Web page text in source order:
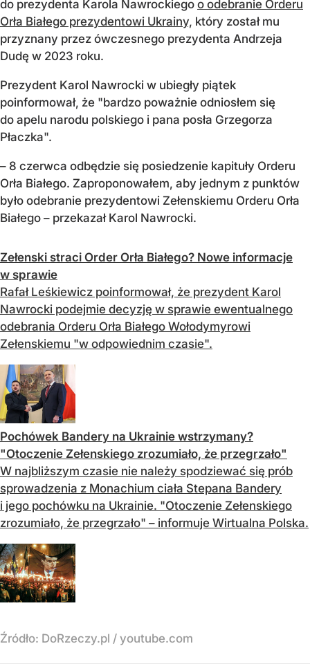
do prezydenta Karola Nawrockiego o odebranie Orderu
Orła Białego prezydentowi Ukrainy, który został mu
przyznany przez ówczesnego prezydenta Andrzeja
Dudę w 2023 roku.
Prezydent Karol Nawrocki w ubiegły piątek
poinformował, że "bardzo poważnie odniosłem się
do apelu narodu polskiego i pana posła Grzegorza
Płaczka".
– 8 czerwca odbędzie się posiedzenie kapituły Orderu
Orła Białego. Zaproponowałem, aby jednym z punktów
było odebranie prezydentowi Zełenskiemu Orderu Orła
Białego – przekazał Karol Nawrocki.
Zełenski straci Order Orła Białego? Nowe informacje
w sprawie
Rafał Leśkiewicz poinformował, że prezydent Karol
Nawrocki podejmie decyzję w sprawie ewentualnego
odebrania Orderu Orła Białego Wołodymyrowi
Zełenskiemu "w odpowiednim czasie".
Pochówek Bandery na Ukrainie wstrzymany?
"Otoczenie Zełenskiego zrozumiało, że przegrzało"
W najbliższym czasie nie należy spodziewać się prób
sprowadzenia z Monachium ciała Stepana Bandery
i jego pochówku na Ukrainie. "Otoczenie Zełenskiego
zrozumiało, że przegrzało" – informuje Wirtualna Polska.
Źródło: DoRzeczy.pl / youtube.com